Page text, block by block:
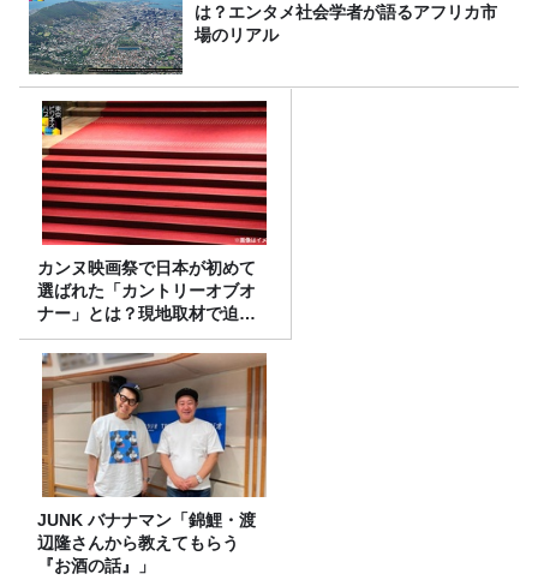
は？エンタメ社会学者が語るアフリカ市
場のリアル
カンヌ映画祭で日本が初めて
選ばれた「カントリーオブオ
ナー」とは？現地取材で迫る
選出の意味
JUNK バナナマン「錦鯉・渡
辺隆さんから教えてもらう
『お酒の話』」